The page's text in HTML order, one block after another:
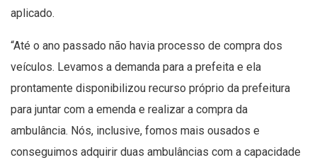
aplicado.
“Até o ano passado não havia processo de compra dos
veículos. Levamos a demanda para a prefeita e ela
prontamente disponibilizou recurso próprio da prefeitura
para juntar com a emenda e realizar a compra da
ambulância. Nós, inclusive, fomos mais ousados e
conseguimos adquirir duas ambulâncias com a capacidade